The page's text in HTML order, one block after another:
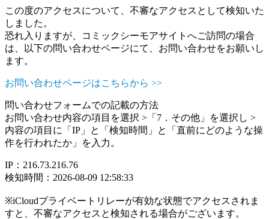
この度のアクセスについて、不審なアクセスとして検知いた
しました。
恐れ入りますが、コミックシーモアサイトへご訪問の場合
は、以下の問い合わせページにて、お問い合わせをお願いし
ます。
お問い合わせページはこちらから >>
問い合わせフォームでの記載の方法
お問い合わせ内容の項目を選択 >「7．その他」を選択し >
内容の項目に「IP」と「検知時間」と「直前にどのような操
作を行われたか」を入力。
IP：216.73.216.76
検知時間：2026-08-09 12:58:33
※iCloudプライベートリレーが有効な状態でアクセスされま
すと、不審なアクセスと検知される場合がございます。